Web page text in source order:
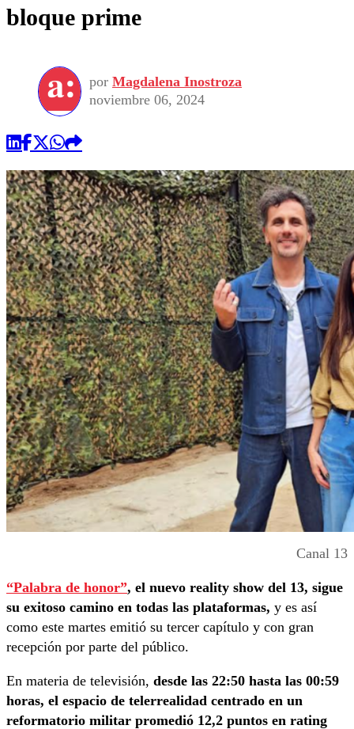
bloque prime
por Magdalena Inostroza
noviembre 06, 2024
Canal 13
“Palabra de honor”, el nuevo reality show del 13, sigue
su exitoso camino en todas las plataformas, y es así
como este martes emitió su tercer capítulo y con gran
recepción por parte del público.
En materia de televisión, desde las 22:50 hasta las 00:59
horas, el espacio de telerrealidad centrado en un
reformatorio militar promedió 12,2 puntos en rating